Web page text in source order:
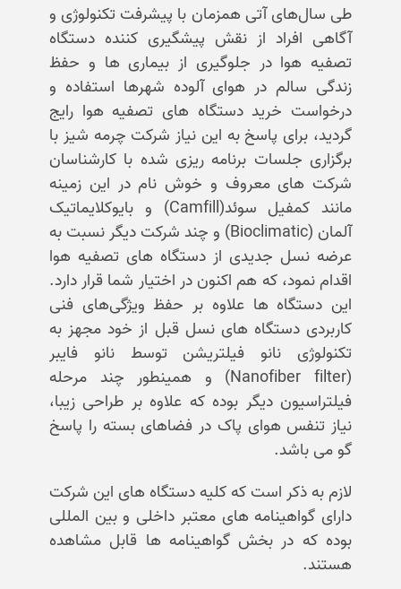
طی سال‌های آتی همزمان با پیشرفت تکنولوژی و
آگاهی افراد از نقش پیشگیری کننده دستگاه
تصفیه هوا در جلوگیری از بیماری ها و حفظ
زندگی سالم در هوای آلوده شهرها استفاده و
درخواست خرید دستگاه های تصفیه هوا رایج
گردید، برای پاسخ به این نیاز شرکت چرمه شیز با
برگزاری جلسات برنامه ریزی شده با کارشناسان
شرکت های معروف و خوش نام در این زمینه
مانند کمفیل سوئد(Camfill) و بایوکلایماتیک
آلمان (Bioclimatic) و چند شرکت دیگر نسبت به
عرضه نسل جدیدی از دستگاه های تصفیه هوا
اقدام نمود، که هم اکنون در اختیار شما قرار دارد.
این دستگاه ها علاوه بر حفظ ویژگی‌های فنی
کاربردی دستگاه های نسل قبل از خود مجهز به
تکنولوژی نانو فیلتریشن توسط نانو فایبر
(Nanofiber filter) و همینطور چند مرحله
فیلتراسیون دیگر بوده که علاوه بر طراحی زیبا،
نیاز تنفس هوای پاک در فضاهای بسته را پاسخ
گو می باشد.
لازم به ذکر است که کلیه دستگاه های این شرکت
دارای گواهینامه های معتبر داخلی و بین المللی
بوده که در بخش گواهینامه ها قابل مشاهده
هستند.